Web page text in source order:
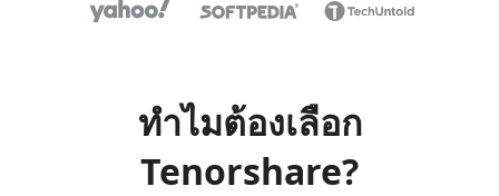
ทำไมต้องเลือก
Tenorshare?